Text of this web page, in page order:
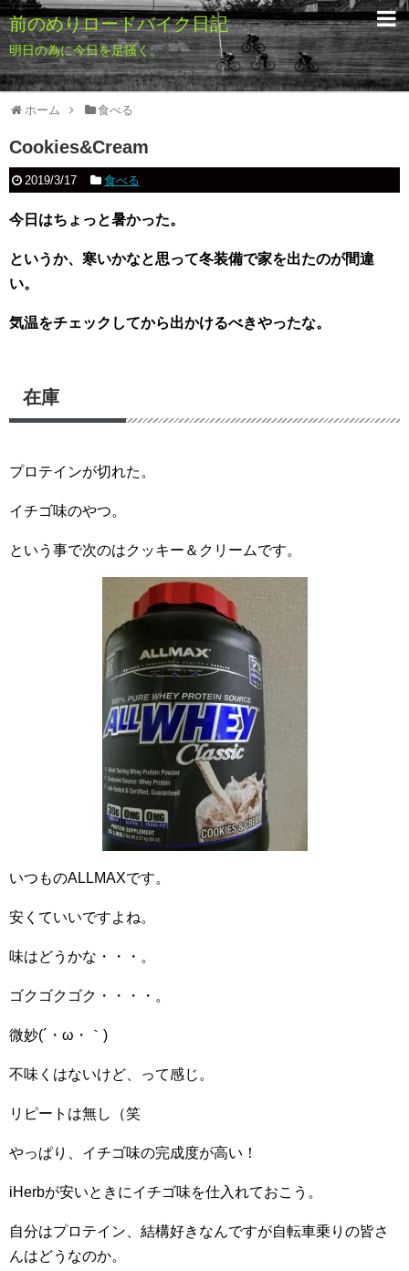
前のめりロードバイク日記
明日の為に今日を足掻く。
ホーム 食べる
Cookies&Cream
2019/3/17 食べる
今日はちょっと暑かった。
というか、寒いかなと思って冬装備で家を出たのが間違
い。
気温をチェックしてから出かけるべきやったな。
在庫
プロテインが切れた。
イチゴ味のやつ。
という事で次のはクッキー＆クリームです。
いつものALLMAXです。
安くていいですよね。
味はどうかな・・・。
ゴクゴクゴク・・・・。
微妙(´・ω・｀)
不味くはないけど、って感じ。
リピートは無し（笑
やっぱり、イチゴ味の完成度が高い！
iHerbが安いときにイチゴ味を仕入れておこう。
自分はプロテイン、結構好きなんですが自転車乗りの皆さ
んはどうなのか。